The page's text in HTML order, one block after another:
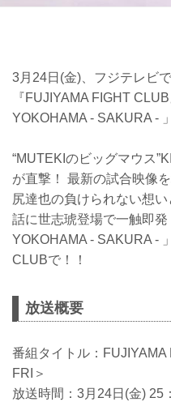
3月24日(金)、フジテレビ
『FUJIYAMA FIGHT
YOKOHAMA - SAKURA -
“MUTEKIのビッグマウス
が直撃！ 最新の試合映像
尻達也の負けられない想
話に世志琥登場で一触即
YOKOHAMA - SAKURA -
CLUBで！！
放送概要
番組タイトル：
FRI＞
放送時間：3月24日(金) 25